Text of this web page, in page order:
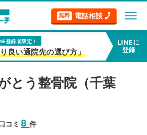
無料 電話相談 menu
登録者限定！
良い通院先の選び方」
LINEに
登録
とう整骨院（千葉
コミ8件